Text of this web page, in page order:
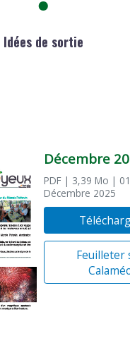
Idées de sortie
Décembre
PDF | 3,39 Mo | 01
Décembre 2025
Feuilleter